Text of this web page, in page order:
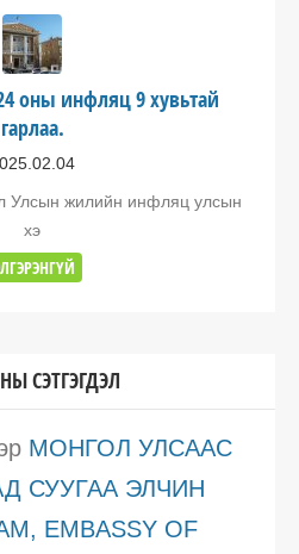
оны инфляц 9 хувьтай
гарлаа.
Улсын жилийн инфляц улсын
хэ
СЭТГЭГДЭЛ
МОНГОЛ УЛСААС
СУУГАА ЭЛЧИН
EMBASSY OF